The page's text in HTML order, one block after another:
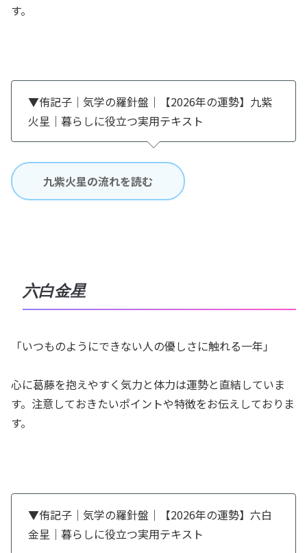
す。
▼侑記子｜気学の羅針盤｜【2026年の運勢】九紫
火星｜暮らしに役立つ実用テキスト
九紫火星の流れを読む
六白金星
「いつものようにできない人の優しさに触れる一年」
心に葛藤を抱えやすく気力と体力は運勢と直結していま
す。注意しておきたいポイントや特徴をお伝えしておりま
す。
▼侑記子｜気学の羅針盤｜【2026年の運勢】六白
金星｜暮らしに役立つ実用テキスト